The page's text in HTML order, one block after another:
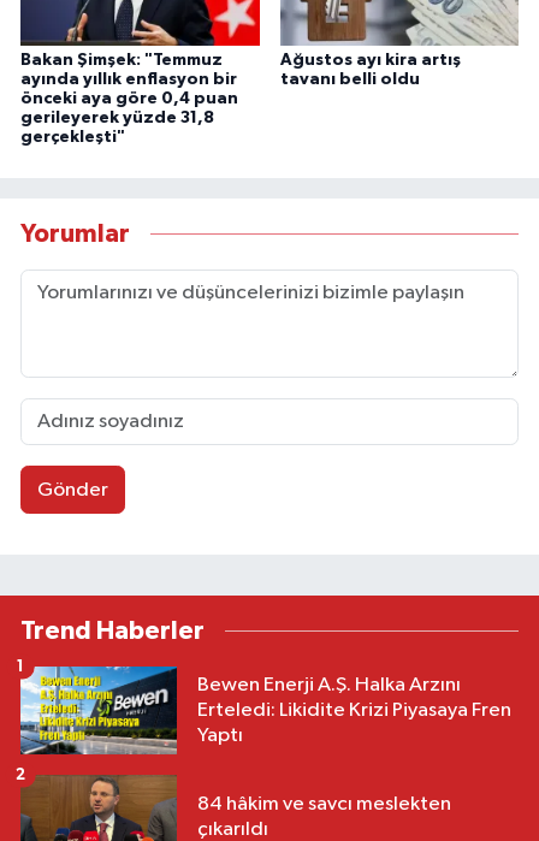
Bakan Şimşek: "Temmuz
ayında yıllık enflasyon bir
önceki aya göre 0,4 puan
gerileyerek yüzde 31,8
gerçekleşti"
Ağustos ayı kira artış
tavanı belli oldu
Yorumlar
Gönder
Trend Haberler
Bewen Enerji A.Ş. Halka Arzını
Erteledi: Likidite Krizi Piyasaya Fren
Yaptı
1
84 hâkim ve savcı meslekten
çıkarıldı
2